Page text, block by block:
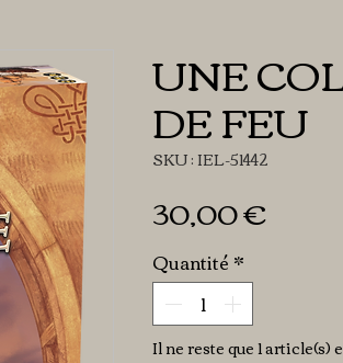
UNE
DE FEU
SKU : IEL-51442
30,00 €Prix
Quantité *
Il ne reste que 1 article(s)